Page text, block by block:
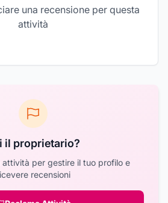
una recensione per questa
attività
il proprietario?
attività per gestire il tuo profilo e
recensioni